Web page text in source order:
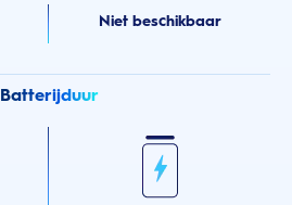
Niet beschikbaar
Batterijduur